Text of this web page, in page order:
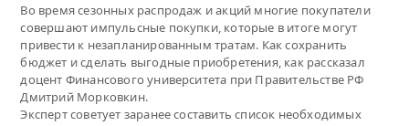
Во время сезонных распродаж и акций многие покупатели
совершают импульсные покупки, которые в итоге могут
привести к незапланированным тратам. Как сохранить
бюджет и сделать выгодные приобретения, как рассказал
доцент Финансового университета при Правительстве РФ
Дмитрий Морковкин.
Эксперт советует заранее составить список необходимых